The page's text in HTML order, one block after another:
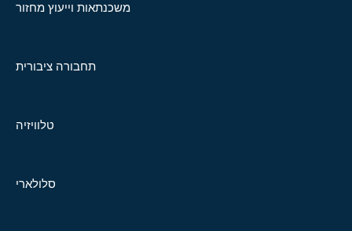
משכנתאות וייעוץ מחזור
תחבורה ציבורית
טלוויזיה
סלולארי